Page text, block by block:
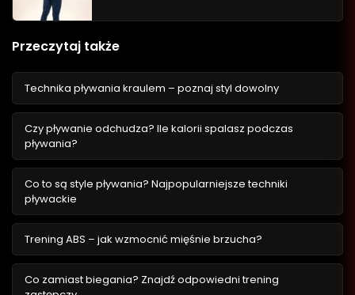
Przeczytaj także
Technika pływania kraulem – poznaj styl dowolny
Czy pływanie odchudza? Ile kalorii spalasz podczas
pływania?
Co to są style pływania? Najpopularniejsze techniki
pływackie
Trening ABS – jak wzmocnić mięśnie brzucha?
Co zamiast biegania? Znajdź odpowiedni trening